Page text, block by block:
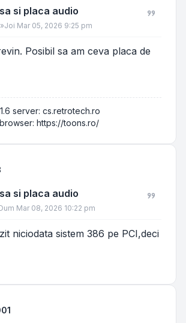
si placa audio
»Joi Mar 05, 2026 9:25 pm
Posibil sa am ceva placa de
server: cs.retrotech.ro
https://toons.ro/
si placa audio
Mar 08, 2026 10:22 pm
niciodata sistem 386 pe PCI,deci